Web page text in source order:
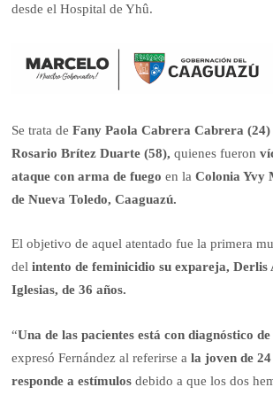
desde el Hospital de Yhû.
Se trata deFany Paola Cabrera Cabrera
Rosario Brítez Duarte (58),quienes fueron
ataque con arma de fuegoen laColonia Yvy
de Nueva Toledo, Caaguazú.
El objetivo de aquel atentado fue la primera
delintento de feminicidio su expareja, Derlis
Iglesias, de 36 años.
“Una de las pacientes está con diagnóstico
expresó Fernández al referirse ala joven de
responde a estímulosdebido a que los dos